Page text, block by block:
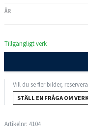
ÅR
Tillgängligt verk
Vill du se fler bilder,
STÄLL EN FRÅGA OM
Artikelnr: 4104